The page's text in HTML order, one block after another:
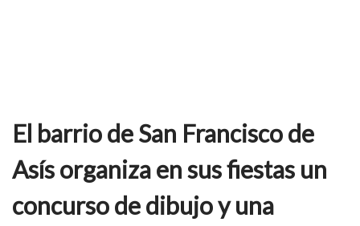
El barrio de San Francisco de
Asís organiza en sus fiestas un
concurso de dibujo y una